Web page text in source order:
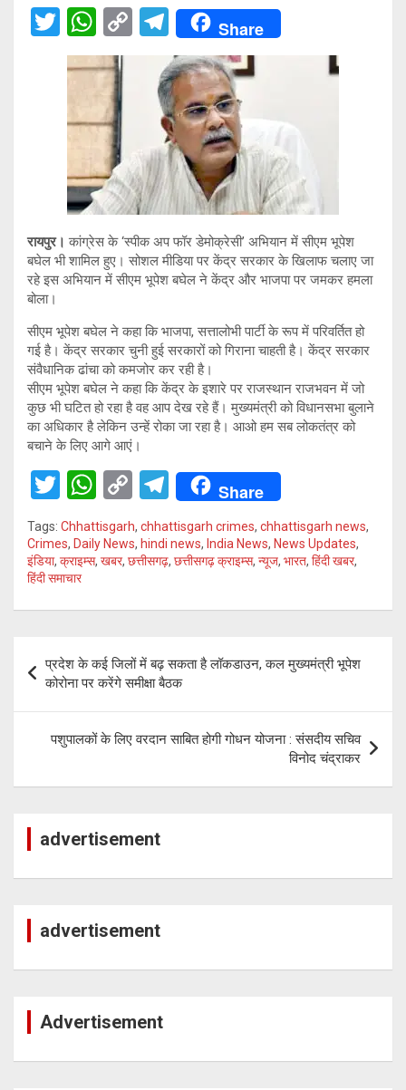
T
wi
tt
W
h
at
s
A
p
p
C
py
k
T
el
e
gr
a
m
Share
रायपुर। कांग्रेस के ‘स्पीक अप फॉर डेमोक्रेसी’ अभियान में सीएम भूपेश
बघेल भी शामिल हुए। सोशल मीडिया पर केंद्र सरकार के खिलाफ चलाए जा
रहे इस अभियान में सीएम भूपेश बघेल ने केंद्र और भाजपा पर जमकर हमला
बोला।
सीएम भूपेश बघेल ने कहा कि भाजपा, सत्तालोभी पार्टी के रूप में परिवर्तित हो
गई है। केंद्र सरकार चुनी हुई सरकारों को गिराना चाहती है। केंद्र सरकार
संवैधानिक ढांचा को कमजोर कर रही है।
सीएम भूपेश बघेल ने कहा कि केंद्र के इशारे पर राजस्थान राजभवन में जो
कुछ भी घटित हो रहा है वह आप देख रहे हैं। मुख्यमंत्री को विधानसभा बुलाने
का अधिकार है लेकिन उन्हें रोका जा रहा है। आओ हम सब लोकतंत्र को
बचाने के लिए आगे आएं।
T
wi
tt
er
W
h
at
s
A
p
C
o
py
Li
n
T
el
e
gr
a
Share
Tags: Chhattisgarh, chhattisgarh crimes, chhattisgarh news,
Crimes, Daily News, hindi news, India News, News Updates,
इंडिया, क्राइम्स, खबर, छत्तीसगढ़, छत्तीसगढ़ क्राइम्स, न्यूज, भारत, हिंदी खबर,
हिंदी समाचार
navigation
प्रदेश के कई जिलों में बढ़ सकता है लॉकडाउन, कल मुख्यमंत्री भूपेश
कोरोना पर करेंगे समीक्षा बैठक
पशुपालकों के लिए वरदान साबित होगी गोधन योजना : संसदीय सचिव
विनोद चंद्राकर
advertisement
advertisement
Advertisement